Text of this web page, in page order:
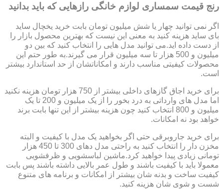
رنج قیمت سمساری لوازم خانگی رازهایی که باید بدانید
اگر نمی توانید چهار یا شش میلیون تومان بابت خرید یخچال ساید
بای ساید هزینه کنید به معنی این نیست که بهترین محصول بازار را
از دست داده اید.می توانید مدل هایی را انتخاب کنید که بین دو
میلیون و 500 هزار تا سه میلیون قرار می گیرند.به طور حتم این
محصولات کیفیتی مناسب دارند و امکاناتشان از حد استاندارد بیشتر
است.
برای خرید اجاق گازهای داخلی بیشتر از 750 هزار تومان هزینه نکنید
اما مدل های وارداتی به درد بخور را از یک میلیون و 200 تا یک
میلیون و 800 انتخاب کنید چون هزینه بیشتر از این تنها بابت برند
خواهد بود نه امکانات.
برای خرید جاروبرقی حتی اگر بخواهید یک مدل با کیفیت و البته
مخزن دار را انتخاب کنید به راحتی مدل دهای 300 تا 450 هزار
تومانی زیادی پیدا خواهید کرد.ماشین لباسشویی و ظرفشویی
معمولا باید با کیفیت باشند و طول عمر بالایی داشته باشند پس بابت
کیفیت ساخت و بدنه شان بیشتر از امکانات و برنامه های متنوع
شست و شوی شان هزینه کنید.